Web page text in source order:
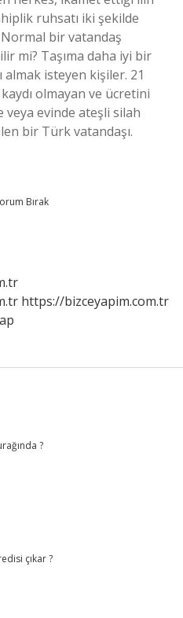
ruhsatı iki şekilde
bir vatandaş
mi? Taşıma daha iyi bir
almak isteyen kişiler. 21
olmayan ve ücretini
evinde ateşli silah
bir Türk vatandaşı.
Bırak
https://bizceyapim.com.tr
?
çıkar ?